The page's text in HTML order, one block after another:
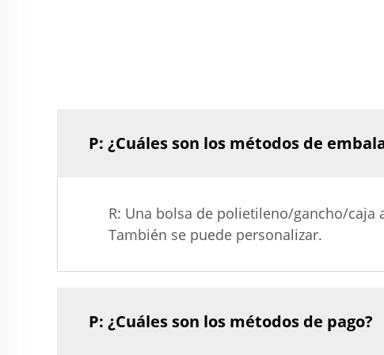
P: ¿Cuáles son los métodos de
R: Una bolsa de polietileno/gancho/
También se puede personalizar.
P: ¿Cuáles son los métodos de pago?